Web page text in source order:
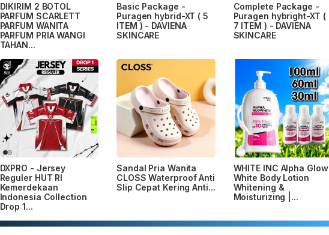
DIKIRIM 2 BOTOL
PARFUM SCARLETT
PARFUM WANITA
PARFUM PRIA WANGI
TAHAN...
Basic Package -
Puragen hybrid-XT ( 5
ITEM ) - DAVIENA
SKINCARE
Complete Package -
Puragen hybright-XT (
7 ITEM ) - DAVIENA
SKINCARE
DXPRO - Jersey
Reguler HUT RI
Kemerdekaan
Indonesia Collection
Drop 1...
Sandal Pria Wanita
CLOSS Waterproof Anti
Slip Cepat Kering Anti...
WHITE INC Alpha Glow
White Body Lotion
Whitening &
Moisturizing |...